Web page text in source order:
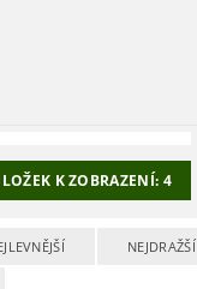
K ZOBRAZENÍ: 4
NEJDRAŽŠÍ